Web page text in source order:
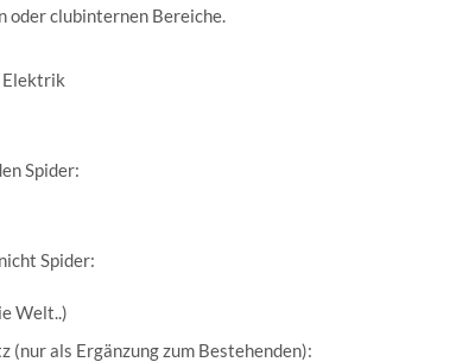
oder clubinternen Bereiche.
Elektrik
Spider:
Spider:
Welt..)
als Ergänzung zum Bestehenden):